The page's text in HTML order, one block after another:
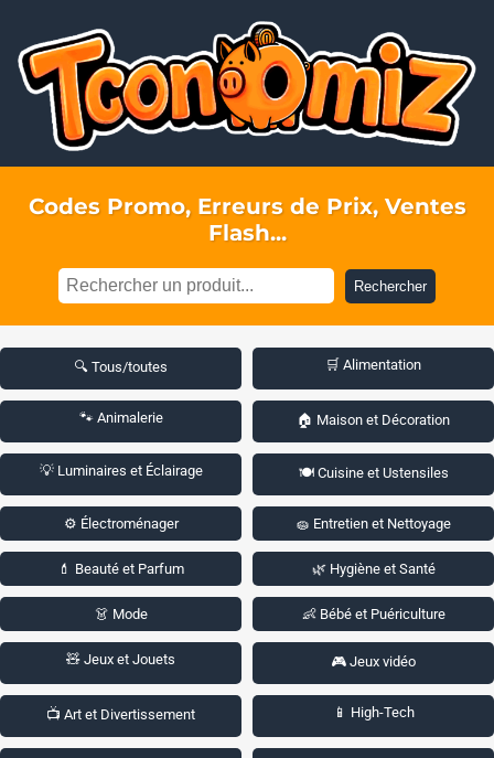
Codes Promo, Erreurs de Prix, Ventes
Flash...
Rechercher
🔍 Tous/toutes 🛒 Alimentation
🐾 Animalerie 🏠 Maison et Décoration
💡 Luminaires et Éclairage 🍽️ Cuisine et Ustensiles
⚙️ Électroménager 🧽 Entretien et Nettoyage
💄 Beauté et Parfum 🌿 Hygiène et Santé
👗 Mode 👶 Bébé et Puériculture
🧸 Jeux et Jouets 🎮 Jeux vidéo
📺 Art et Divertissement 📱 High-Tech